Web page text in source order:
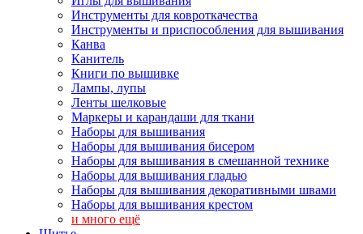
Инструменты для ковроткачества
Инструменты и приспособления для вышивания
Канва
Канитель
Книги по вышивке
Лампы, лупы
Ленты шелковые
Маркеры и карандаши для ткани
Наборы для вышивания
Наборы для вышивания бисером
Наборы для вышивания в смешанной технике
Наборы для вышивания гладью
Наборы для вышивания декоративными швами
Наборы для вышивания крестом
и много ещё